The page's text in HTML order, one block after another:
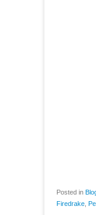
Posted in
Firedrake